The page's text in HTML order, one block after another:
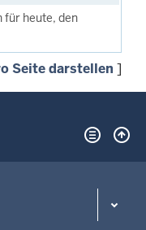
heute, den
Seite darstellen ]